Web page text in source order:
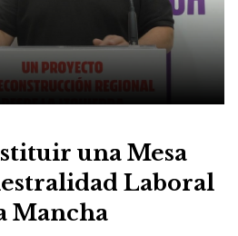
una Mesa
Laboral
Mancha